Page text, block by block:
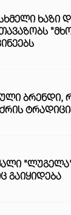
ᲮᲐᲖᲘ
ᲑᲠᲔᲜᲓᲘ,
ᲒᲐᲘᲧᲘᲓᲔᲑᲐ